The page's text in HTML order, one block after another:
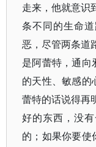
走来，他就意识
条不同的生命
恶，尽管两条道
是阿蕾特，通向
的天性、敏感的
蕾特的话说得再
好的东西，没
的；如果你要使